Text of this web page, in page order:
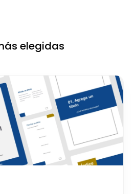
elegidas